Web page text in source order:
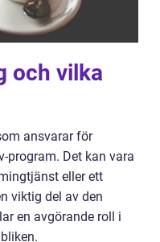
och vilka
ansvarar för
program. Det kan vara
eller ett
viktig del av den
en avgörande roll i